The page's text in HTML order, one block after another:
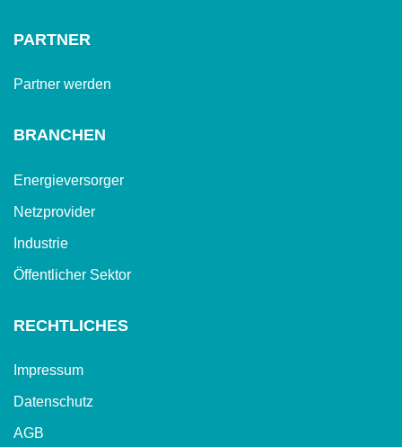
PARTNER
Partner werden
BRANCHEN
Energieversorger
Netzprovider
Industrie
Öffentlicher Sektor
RECHTLICHES
Impressum
Datenschutz
AGB